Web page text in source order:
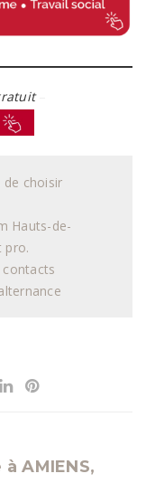
de choisir
Hauts-de-
pro.
AMIENS,